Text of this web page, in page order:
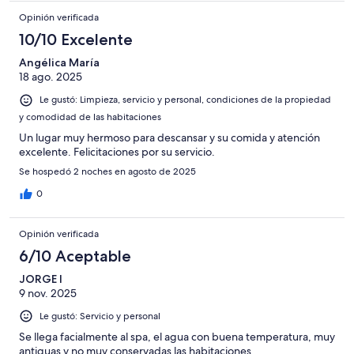
Opinión verificada
10/10 Excelente
Angélica María
18 ago. 2025
Le gustó: Limpieza, servicio y personal, condiciones de la propiedad
y comodidad de las habitaciones
Un lugar muy hermoso para descansar y su comida y atención
excelente. Felicitaciones por su servicio.
Se hospedó 2 noches en agosto de 2025
0
Opinión verificada
6/10 Aceptable
JORGE I
9 nov. 2025
Le gustó: Servicio y personal
Se llega facialmente al spa, el agua con buena temperatura, muy
antiguas y no muy conservadas las habitaciones